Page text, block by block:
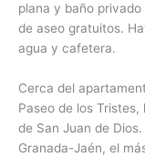
plana y baño
de aseo gratuitos.
agua y cafetera.
Cerca del
Paseo de los
de San Juan de
Granada-Jaén, el